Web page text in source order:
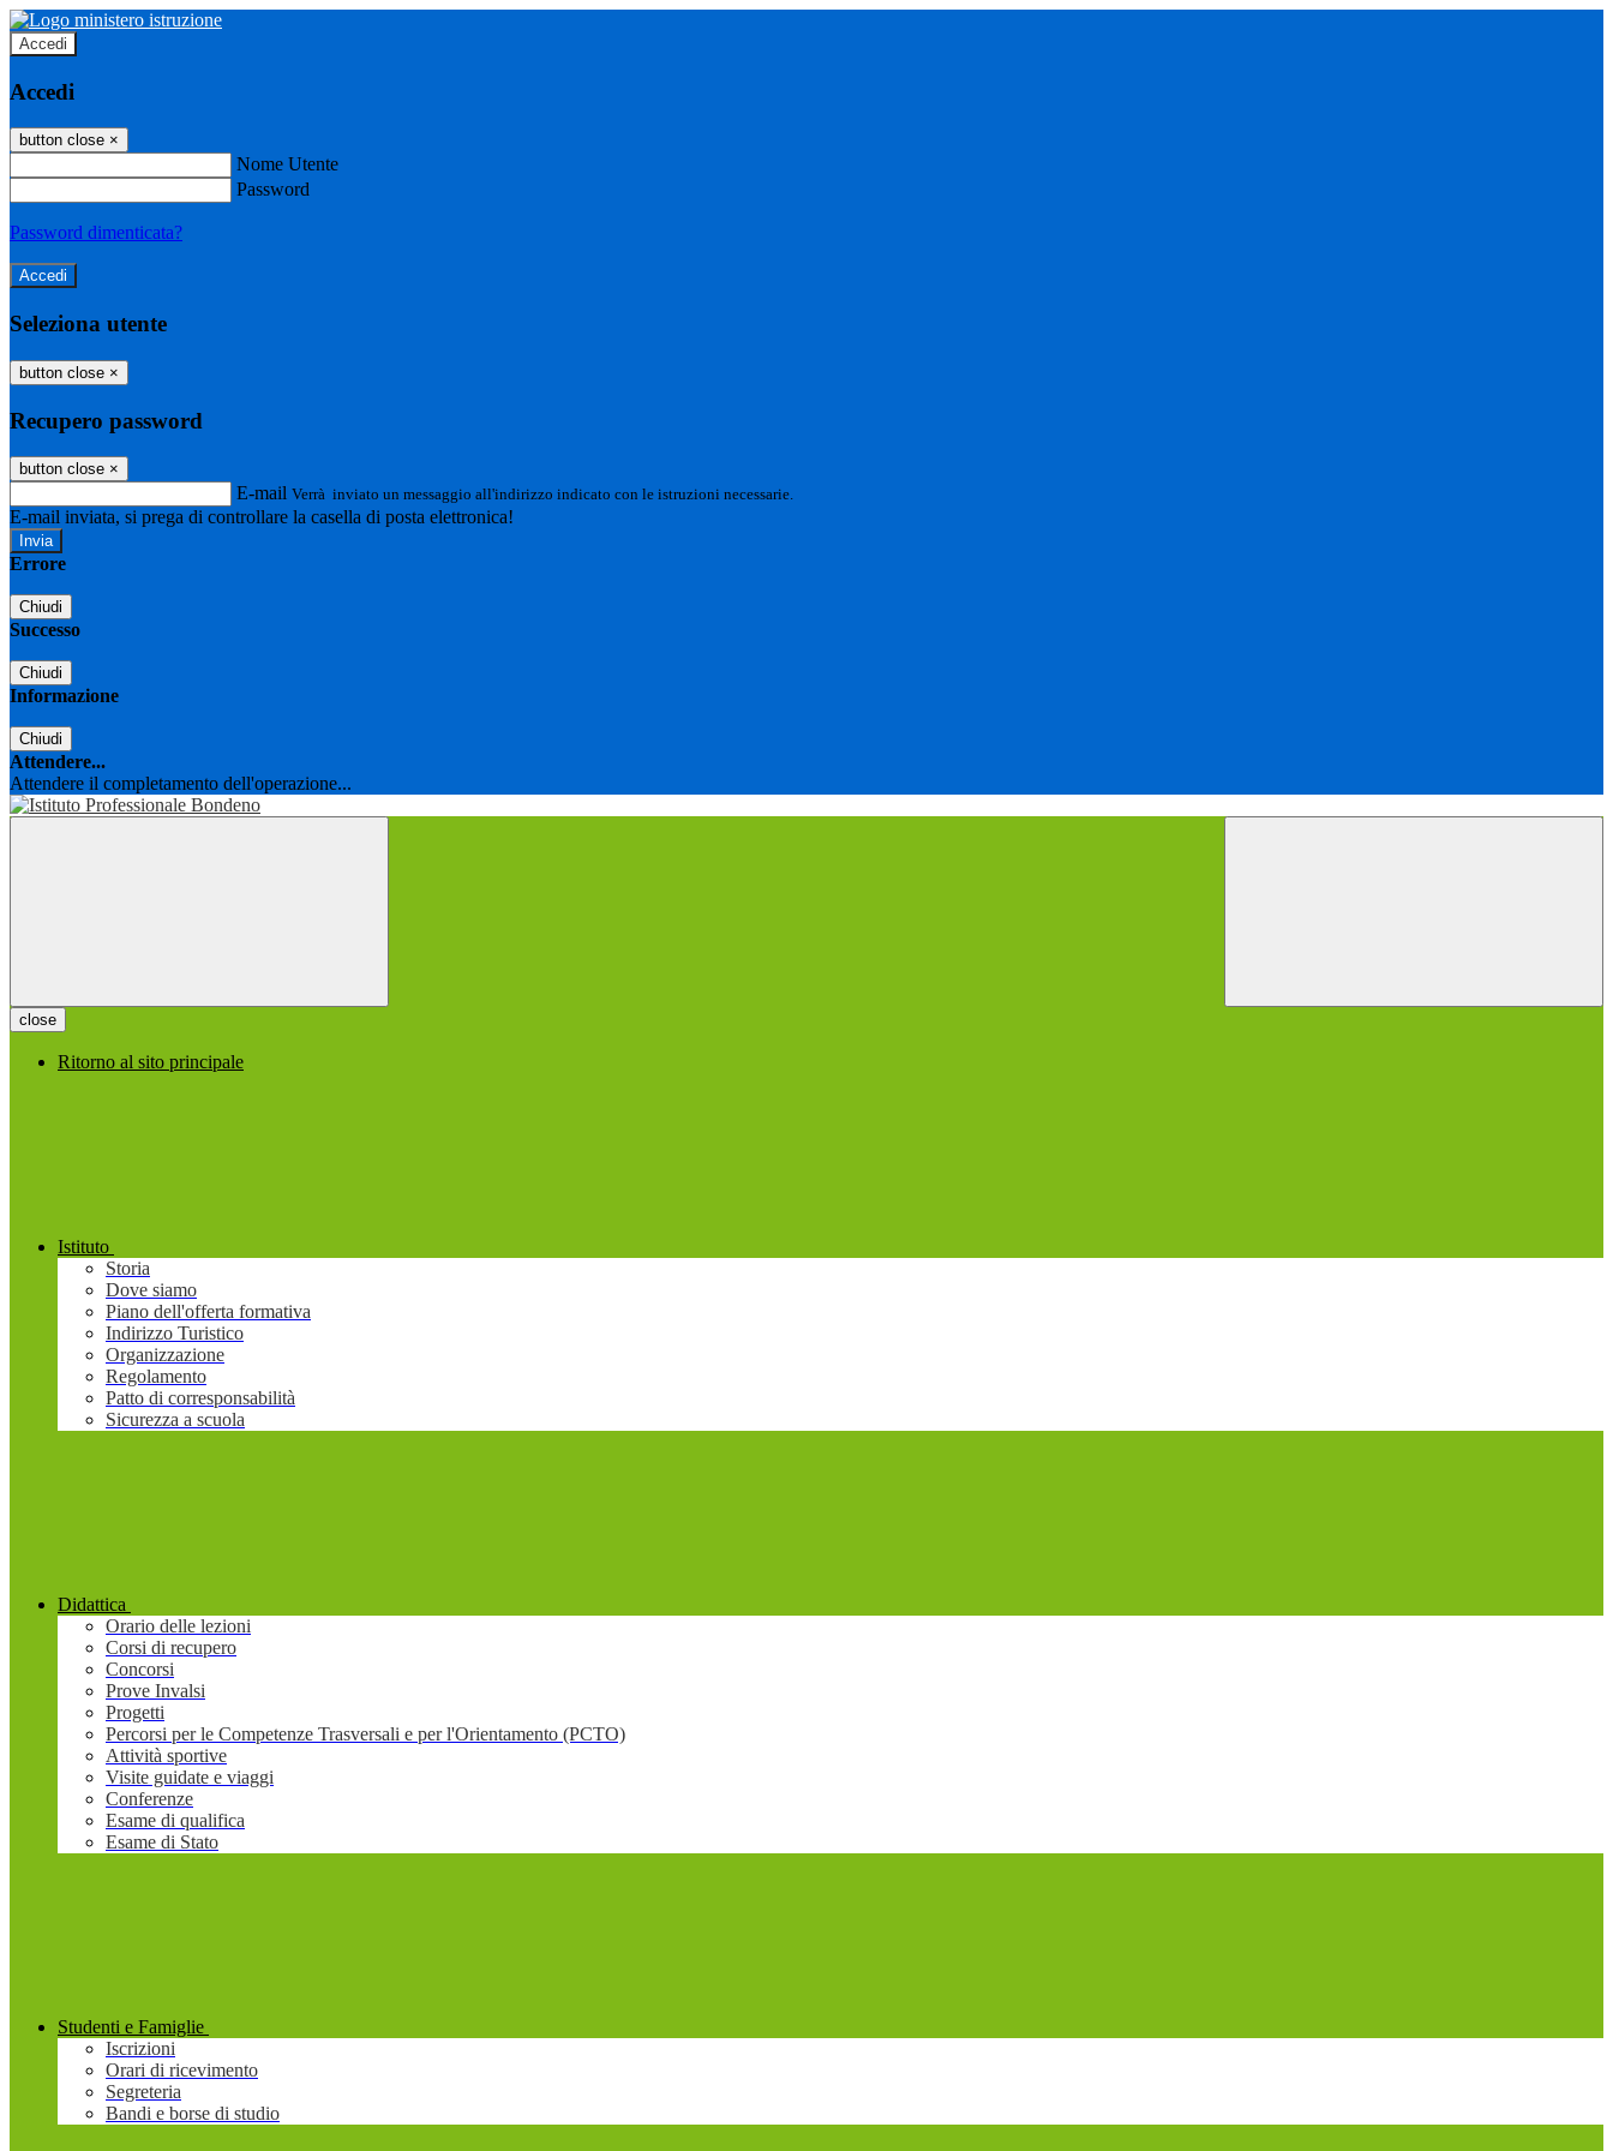
Accedi
Accedi
button close ×
Nome Utente
Password
Password dimenticata?
Seleziona utente
button close ×
Recupero password
button close ×
E-mail Verrà inviato un messaggio all'indirizzo indicato con le istruzioni necessarie.
E-mail inviata, si prega di controllare la casella di posta elettronica!
Errore
Chiudi
Successo
Chiudi
Informazione
Chiudi
Attendere...
Attendere il completamento dell'operazione...
close
Ritorno al sito principale
Istituto
Storia
Dove siamo
Piano dell'offerta formativa
Indirizzo Turistico
Organizzazione
Regolamento
Patto di corresponsabilità
Sicurezza a scuola
Didattica
Orario delle lezioni
Corsi di recupero
Concorsi
Prove Invalsi
Progetti
Percorsi per le Competenze Trasversali e per l'Orientamento (PCTO)
Attività sportive
Visite guidate e viaggi
Conferenze
Esame di qualifica
Esame di Stato
Studenti e Famiglie
Iscrizioni
Orari di ricevimento
Segreteria
Bandi e borse di studio